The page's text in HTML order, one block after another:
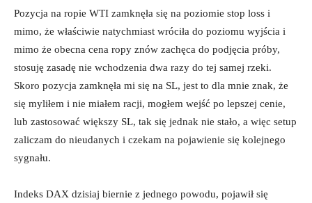
Pozycja na ropie WTI zamknęła się na poziomie stop loss i
mimo, że właściwie natychmiast wróciła do poziomu wyjścia i
mimo że obecna cena ropy znów zachęca do podjęcia próby,
stosuję zasadę nie wchodzenia dwa razy do tej samej rzeki.
Skoro pozycja zamknęła mi się na SL, jest to dla mnie znak, że
się myliłem i nie miałem racji, mogłem wejść po lepszej cenie,
lub zastosować większy SL, tak się jednak nie stało, a więc setup
zaliczam do nieudanych i czekam na pojawienie się kolejnego
sygnału.
Indeks DAX dzisiaj biernie z jednego powodu, pojawił się